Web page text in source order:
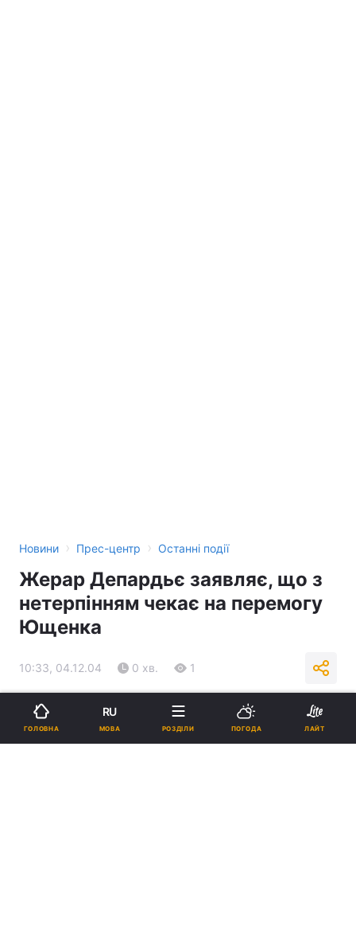
Новини › Прес-центр › Останні події
Жерар Депардьє заявляє, що з
нетерпінням чекає на перемогу
Ющенка
10:33, 04.12.04 0 хв. 1
Підпишіться на нас в Google
Реклама
ГОЛОВНА
RU
МОВА РОЗДІЛИ ПОГОДА ЛАЙТ